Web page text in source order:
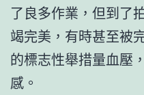
了良多作業，但到了
竭完美，有時甚至被
的標志性舉措量血壓
感。